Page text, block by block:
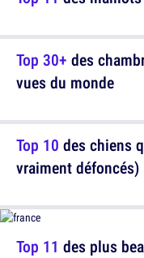
Top 10 des chiens
vraiment défoncés)
Top 30+ des
vues du monde
Top 11 des plus